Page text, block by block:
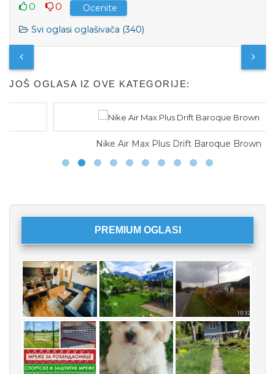
0 0
Ocenite
Svi oglasi oglašivača (340)
JOŠ OGLASA IZ OVE KATEGORIJE:
Nike Air Max Plus Drift Baroque Brown
PREMIUM OGLASI